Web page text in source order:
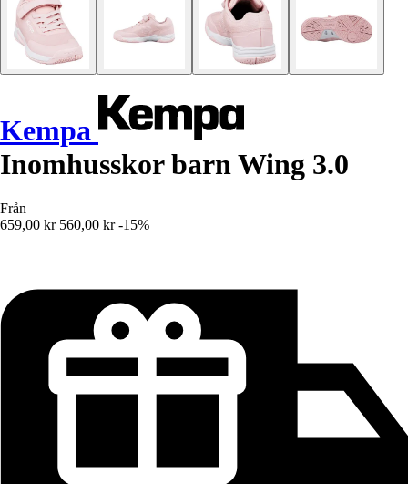
Kempa
Inomhusskor barn Wing 3.0
Från
659,00 kr 560,00 kr -15%